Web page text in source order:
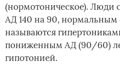
(нормотоническое).
АД 140 на 90, нормальным
называются
пониженным АД (90/60)
гипотонией.